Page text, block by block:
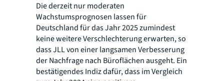
Die derzeit nur moderaten
Wachstumsprognosen lassen für
Deutschland für das Jahr 2025 zumindest
keine weitere Verschlechterung erwarten, so
dass JLL von einer langsamen Verbesserung
der Nachfrage nach Büroflächen ausgeht. Ein
bestätigendes Indiz dafür, dass im Vergleich